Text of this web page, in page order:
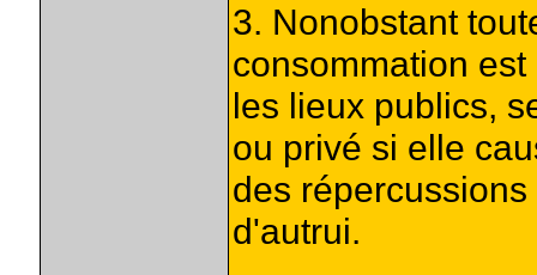
3. Nonobstant
consommation
les lieux publics,
ou privé si elle
des
d'autrui.